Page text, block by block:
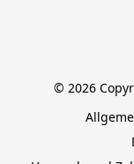
© 2026